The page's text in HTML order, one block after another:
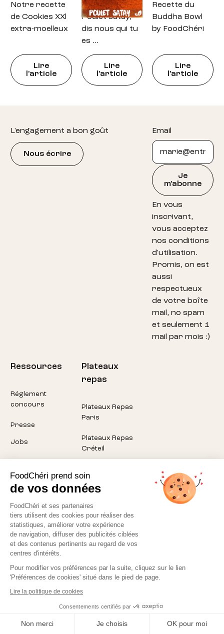
FoodChéri prend soin
de vos données
FoodChéri et ses partenaires
tiers utilisent des cookies pour réaliser des
statistiques, améliorer votre expérience
de navigation, diffuser des publicités ciblées
et des contenus pertinents au regard de vos
centres d'intérêts.
Pour modifier vos préférences par la suite, cliquez sur le lien
'Préférences de cookies' situé dans le pied de page.
Lire la politique de cookies
Consentements certifiés par
Non merci Je choisis OK pour moi
Notre recette
de Cookies XXl
extra-moelleux
Lire
l'article
Recette : petit
Poulet satay,
dis nous qui tu
es …
Lire
l'article
Recette du
Buddha Bowl
by FoodChéri
Lire
l'article
L'engagement a bon goût
Nous écrire
Email
Je
m'abonne
En vous
inscrivant,
vous acceptez
nos conditions
d'utilisation.
Promis, on est
aussi
respectueux
de votre boîte
mail, no spam
et seulement 1
mail par mois :)
Ressources
Réglement
concours
Presse
Jobs
Plateaux
repas
Plateaux Repas
Paris
Plateaux Repas
Créteil
Pantin
Montreuil
Plateaux Repas
Aubervilliers
Foodchéri. Tous droits réservés.